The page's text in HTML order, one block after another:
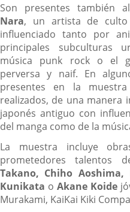
Son presentes también
Nara, un artista de
influenciado tanto por
principales subculturas
música punk rock o el
perversa y naif. En
presentes en la
realizados, de una manera
japonés antiguo con
del manga como de la
La muestra incluye
prometedores talentos
Takano, Chiho
Kunikata o Akane Koide
Murakami, KaiKai Kiki